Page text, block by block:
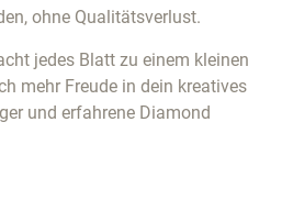
ohne Qualitätsverlust.
jedes Blatt zu einem kleinen
mehr Freude in dein kreatives
und erfahrene Diamond